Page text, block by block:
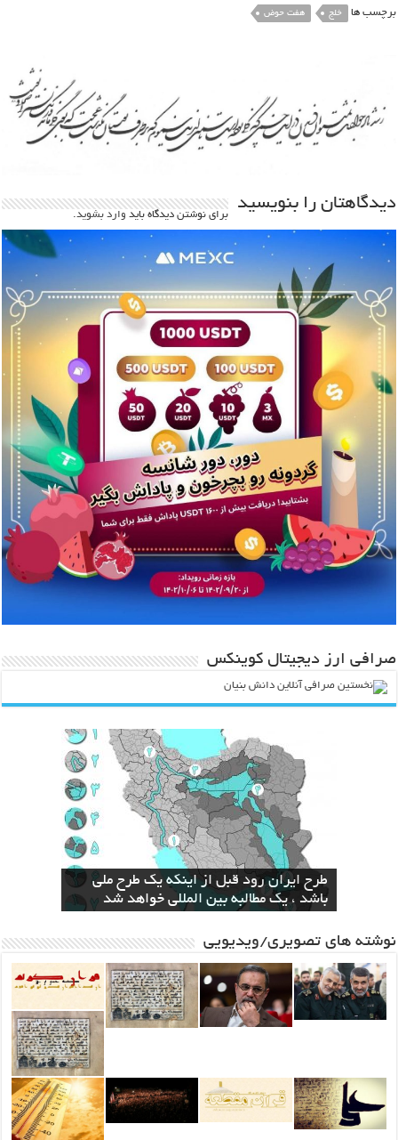
برچسب ها خلج هفت حوض
دیدگاهتان را بنویسید
برای نوشتن دیدگاه باید وارد بشوید.
صرافی ارز دیجیتال کوینکس
سال‌ها بلاتکلیفی مالکان اراضی شاهنامه ۳۵
مشهد
باند قدرتمند مافیایی پشت صحنه کوهخواری
در مشهد
انقلاب در صنعت و کشاورزی با ارائه لیزر
سطحی
طرح ایران رود قبل از اینکه یک طرح ملی
باشد ، یک مطالبه بین المللی خواهد شد
الزام دولت به ساخت نیروگاه اختصاصی برای
استخراج بیت کوین
نوشته های تصویری/ویدیویی